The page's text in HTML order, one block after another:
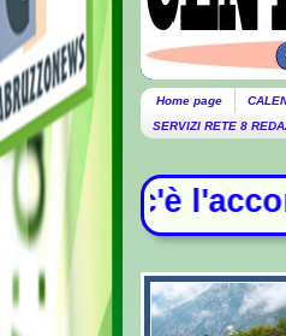
Home page
SERVIZI RETE 8
per il